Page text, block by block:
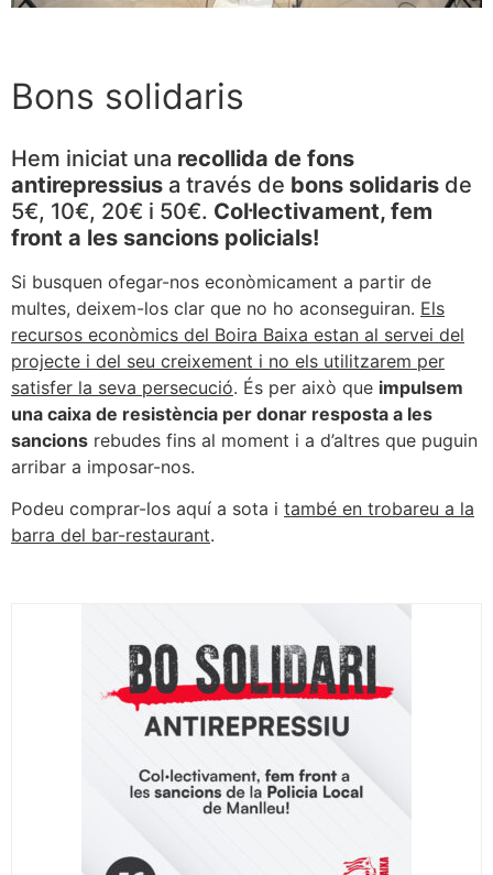
Bons solidaris
Hem iniciat una recollida de fons
antirepressius a través de bons solidaris de
5€, 10€, 20€ i 50€. Col·lectivament, fem
front a les sancions policials!
Si busquen ofegar-nos econòmicament a partir de
multes, deixem-los clar que no ho aconseguiran. Els
recursos econòmics del Boira Baixa estan al servei del
projecte i del seu creixement i no els utilitzarem per
satisfer la seva persecució. És per això que impulsem
una caixa de resistència per donar resposta a les
sancions rebudes fins al moment i a d’altres que puguin
arribar a imposar-nos.
Podeu comprar-los aquí a sota i també en trobareu a la
barra del bar-restaurant.